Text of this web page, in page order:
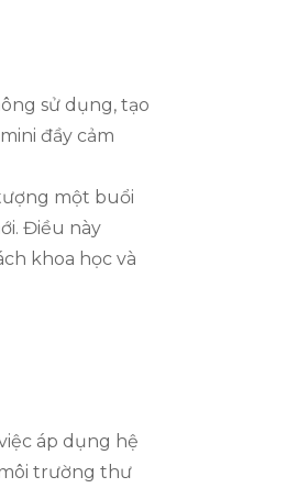
sử dụng, tạo
đầy cảm
một buổi
Điều này
khoa học và
áp dụng hệ
trường thư